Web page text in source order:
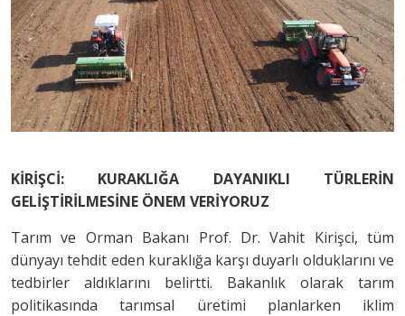
KİRİŞCİ: KURAKLIĞA DAYANIKLI TÜRLERİN
GELİŞTİRİLMESİNE ÖNEM VERİYORUZ
Tarım ve Orman Bakanı Prof. Dr. Vahit Kirişci, tüm
dünyayı tehdit eden kuraklığa karşı duyarlı olduklarını ve
tedbirler aldıklarını belirtti. Bakanlık olarak tarım
politikasında tarımsal üretimi planlarken iklim